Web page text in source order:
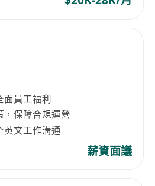
面員工福利
，保障合規運營
英文工作溝通
薪資面議